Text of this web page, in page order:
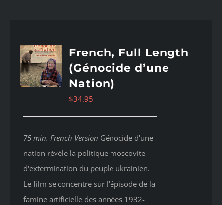
French, Full Length
(Génocide d’une
Nation)
$34.95
75 min. French Version Génocide d'une
nation révèle la politique moscovite
d'extermination du peuple ukrainien.
Le film se concentre sur l'épisode de la
famine artificielle des années 1932-